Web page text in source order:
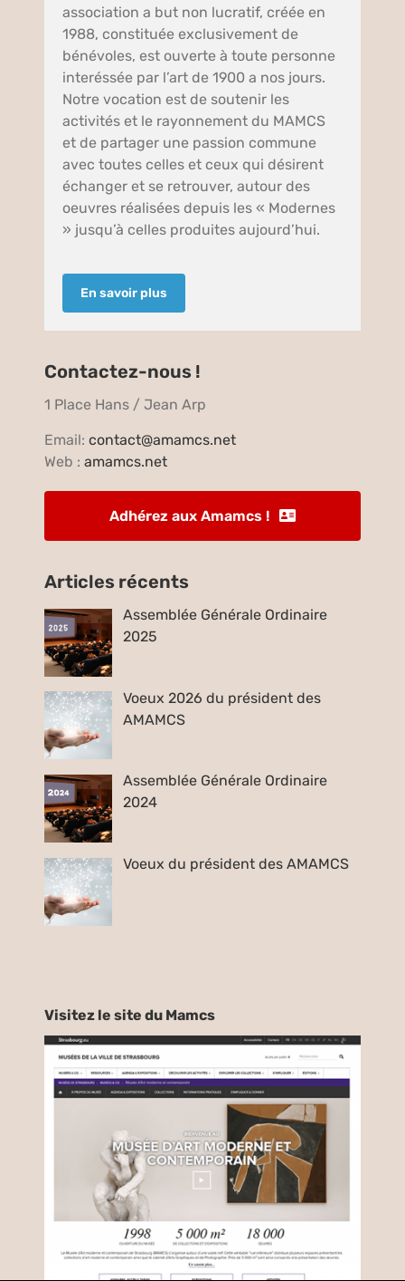
association a but non lucratif, créée en
1988, constituée exclusivement de
bénévoles, est ouverte à toute personne
interéssée par l’art de 1900 a nos jours.
Notre vocation est de soutenir les
activités et le rayonnement du MAMCS
et de partager une passion commune
avec toutes celles et ceux qui désirent
échanger et se retrouver, autour des
oeuvres réalisées depuis les « Modernes
» jusqu’à celles produites aujourd’hui.
En savoir plus
Contactez-nous !
1 Place Hans / Jean Arp
Email:contact@amamcs.net
Web :amamcs.net
Adhérez aux Amamcs !
Articles récents
Assemblée Générale Ordinaire
2025
Voeux 2026 du président des
AMAMCS
Assemblée Générale Ordinaire
2024
Voeux du président des AMAMCS
Visitez le site du Mamcs